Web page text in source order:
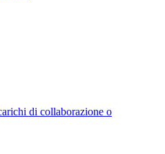
di collaborazione o